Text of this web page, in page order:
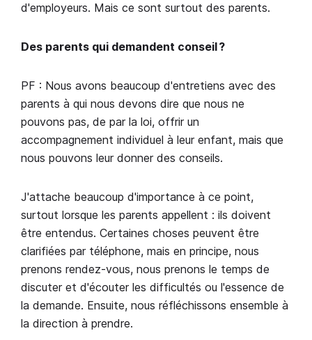
d'employeurs. Mais ce sont surtout des parents.
Des parents qui demandent conseil ?
PF : Nous avons beaucoup d'entretiens avec des
parents à qui nous devons dire que nous ne
pouvons pas, de par la loi, offrir un
accompagnement individuel à leur enfant, mais que
nous pouvons leur donner des conseils.
J'attache beaucoup d'importance à ce point,
surtout lorsque les parents appellent : ils doivent
être entendus. Certaines choses peuvent être
clarifiées par téléphone, mais en principe, nous
prenons rendez-vous, nous prenons le temps de
discuter et d'écouter les difficultés ou l'essence de
la demande. Ensuite, nous réfléchissons ensemble à
la direction à prendre.